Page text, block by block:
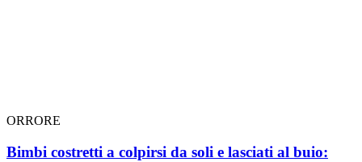
ORRORE
Bimbi costretti a colpirsi da soli e lasciati al buio: